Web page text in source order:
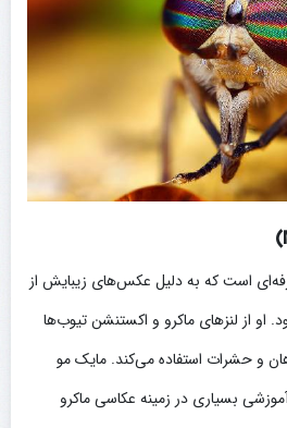
است که به دلیل عکس‌های زیبایش از
از لنزهای ماکرو و اکستنشن تیوب‌ها
و حشرات استفاده می‌کند. مایک مو
بسیاری در زمینه عکاسی ماکرو